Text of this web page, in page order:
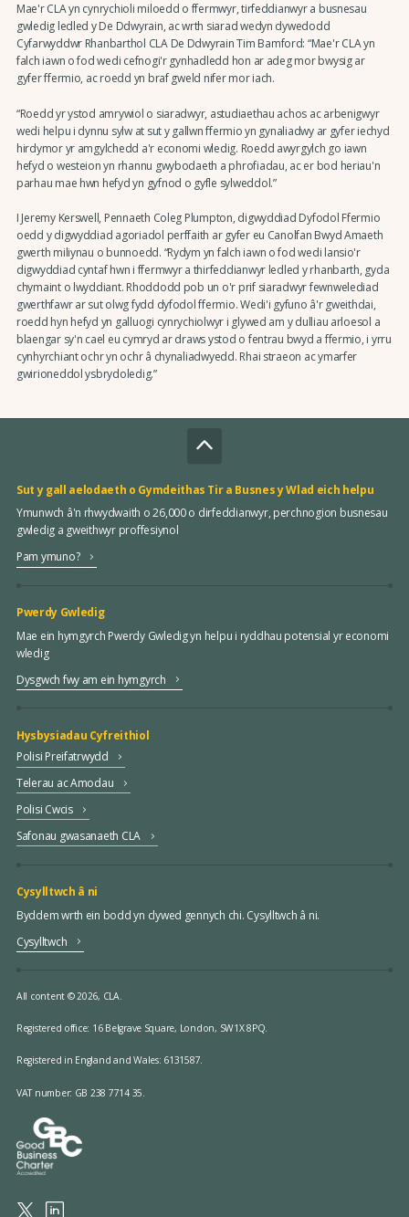
Mae'r CLA yn cynrychioli miloedd o ffermwyr, tirfeddianwyr a busnesau
gwledig ledled y De Ddwyrain, ac wrth siarad wedyn dywedodd
Cyfarwyddwr Rhanbarthol CLA De Ddwyrain Tim Bamford: “Mae'r CLA yn
falch iawn o fod wedi cefnogi'r gynhadledd hon ar adeg mor bwysig ar
gyfer ffermio, ac roedd yn braf gweld nifer mor iach.
“Roedd yr ystod amrywiol o siaradwyr, astudiaethau achos ac arbenigwyr
wedi helpu i dynnu sylw at sut y gallwn ffermio yn gynaliadwy ar gyfer iechyd
hirdymor yr amgylchedd a'r economi wledig. Roedd awyrgylch go iawn
hefyd o westeion yn rhannu gwybodaeth a phrofiadau, ac er bod heriau'n
parhau mae hwn hefyd yn gyfnod o gyfle sylweddol.”
I Jeremy Kerswell, Pennaeth Coleg Plumpton, digwyddiad Dyfodol Ffermio
oedd y digwyddiad agoriadol perffaith ar gyfer eu Canolfan Bwyd Amaeth
gwerth miliynau o bunnoedd. “Rydym yn falch iawn o fod wedi lansio'r
digwyddiad cyntaf hwn i ffermwyr a thirfeddianwyr ledled y rhanbarth, gyda
chymaint o lwyddiant. Rhoddodd pob un o'r prif siaradwyr fewnwelediad
gwerthfawr ar sut olwg fydd dyfodol ffermio. Wedi'i gyfuno â'r gweithdai,
roedd hyn hefyd yn galluogi cynrychiolwyr i glywed am y dulliau arloesol a
blaengar sy'n cael eu cymryd ar draws ystod o fentrau bwyd a ffermio, i yrru
cynhyrchiant ochr yn ochr â chynaliadwyedd. Rhai straeon ac ymarfer
gwirioneddol ysbrydoledig.”
Sut y gall aelodaeth o Gymdeithas Tir a Busnes y Wlad eich helpu
Ymunwch â'n rhwydwaith o 26,000 o dirfeddianwyr, perchnogion busnesau
gwledig a gweithwyr proffesiynol
Pam ymuno?
Pwerdy Gwledig
Mae ein hymgyrch Pwerdy Gwledig yn helpu i ryddhau potensial yr economi
wledig
Dysgwch fwy am ein hymgyrch
Hysbysiadau Cyfreithiol
Polisi Preifatrwydd
Telerau ac Amodau
Polisi Cwcis
Safonau gwasanaeth CLA
Cysylltwch â ni
Byddem wrth ein bodd yn clywed gennych chi. Cysylltwch â ni.
Cysylltwch
All content © 2026, CLA.
Registered office: 16 Belgrave Square, London, SW1X 8PQ.
Registered in England and Wales: 6131587.
VAT number: GB 238 7714 35.